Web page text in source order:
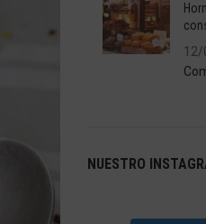
12/
NUESTRO